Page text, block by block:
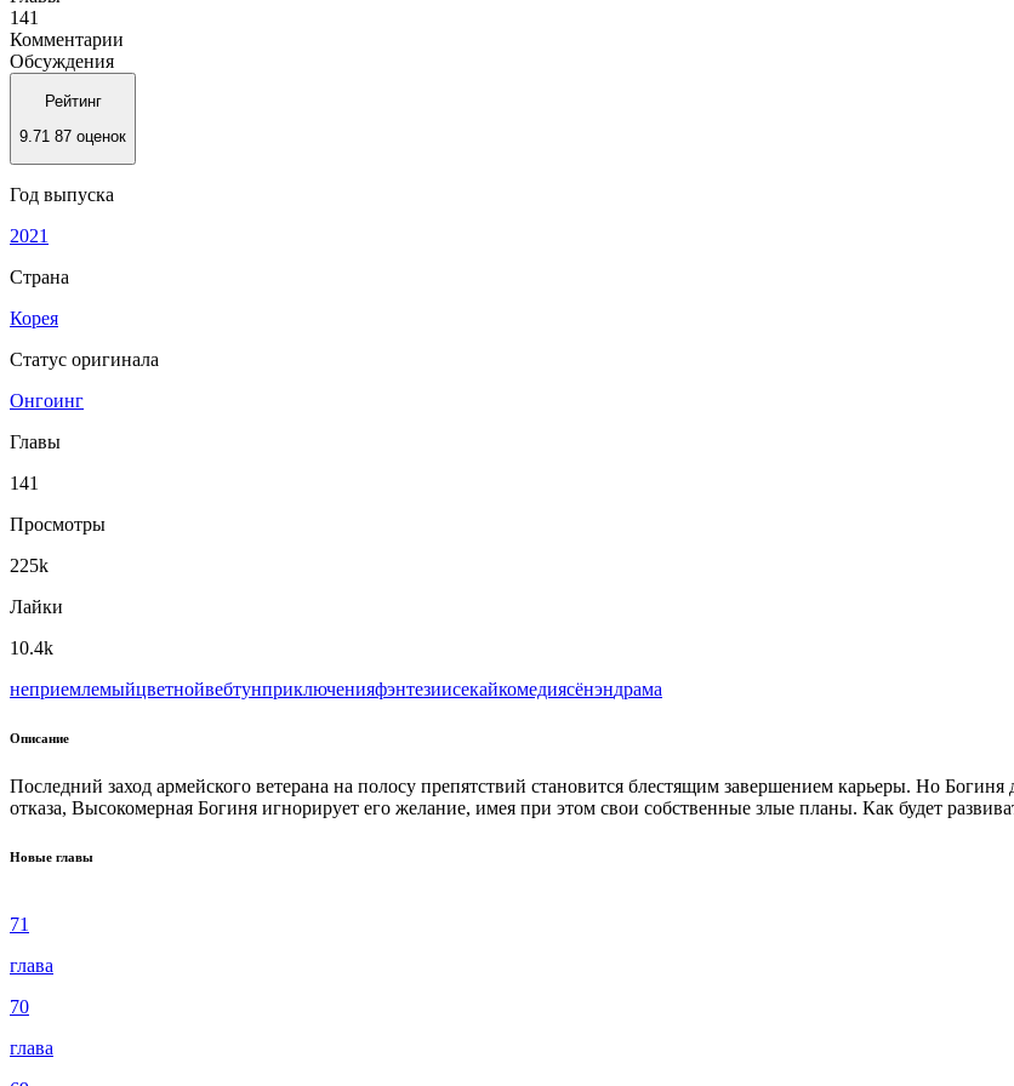
141
Комментарии
Обсуждения
Рейтинг
9.71 87 оценок
Год выпуска
2021
Страна
Корея
Статус оригинала
Онгоинг
Главы
141
Просмотры
225k
Лайки
10.4k
неприемлемыйцветнойвeбтунприключенияфэнтезиисекайкомедиясёнэндрама
Описание
Последний заход армейского ветерана на полосу препятствий становится блестящим завершением карьеры. Но
отказа, Высокомерная Богиня игнорирует его желание, имея при этом свои собственные злые планы. Как будет
Новые главы
71
глава
70
глава